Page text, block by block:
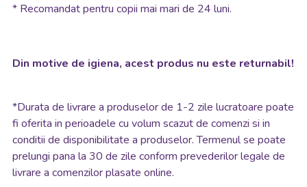
* Recomandat pentru copii mai mari de 24 luni.
Din motive de igiena, acest produs nu este returnabil!
*Durata de livrare a produselor de 1-2 zile lucratoare poate
fi oferita in perioadele cu volum scazut de comenzi si in
conditii de disponibilitate a produselor. Termenul se poate
prelungi pana la 30 de zile conform prevederilor legale de
livrare a comenzilor plasate online.